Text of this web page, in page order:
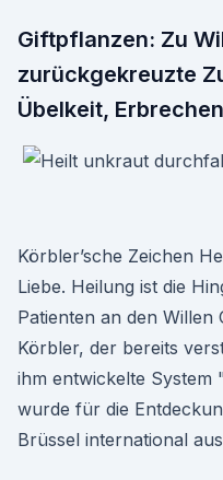
Giftpflanzen: Zu
zurückgekreuzte
Übelkeit,
Körbler’sche Zeichen
Liebe. Heilung ist die
Patienten an den Willen
Körbler, der bereits
ihm entwickelte System
wurde für die
Brüssel international